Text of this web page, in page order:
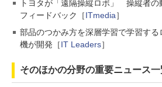
トヨタが「遠隔操縦ロボ」 操縦者の
フィードバック［ITmedia］
部品のつかみ方を深層学習で学習す
機が開発［IT Leaders］
そのほかの分野の重要ニュース一